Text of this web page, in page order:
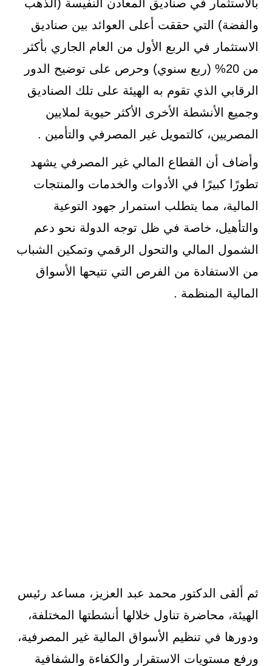
بالاستثمار في صناديق المعادن النفيسة (الذهب
والفضة) التي حققت أعلى العوائد بين صناديق
الاستثمار في الربع الأول من العام الجاري بأكثر
من 20% (ربع سنوي) وحرص على توضيح الدور
الرقابي الذي تقوم به الهيئة على تلك الصناديق
وجميع الأنشطة الأخرى الأكثر حيوية لملايين
المصريين، كالتمويل غير المصرفي والتأمين .
وأضاف أن القطاع المالي غير المصرفي يشهد
تطورًا كبيرًا في الأدوات والخدمات والمنتجات
المالية، مما يتطلب استمرار جهود التوعية
والتأهيل، خاصة في ظل توجه الدولة نحو دعم
الشمول المالي والتحول الرقمي وتمكين الشباب
من الاستفادة من الفرص التي تتيحها الأسواق
المالية المنظمة .
ثم ألقى الدكتور محمد عبد العزيز، مساعد رئيس
الهيئة، محاضرة تناول خلالها أنشطتها المختلفة،
ودورها في تنظيم الأسواق المالية غير المصرفية،
ورفع مستويات الاستقرار والكفاءة والشفافية